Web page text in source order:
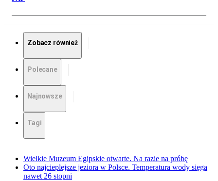
Zobacz również
Polecane
Najnowsze
Tagi
Wielkie Muzeum Egipskie otwarte. Na razie na próbę
Oto najcieplejsze jeziora w Polsce. Temperatura wody sięga
nawet 26 stopni